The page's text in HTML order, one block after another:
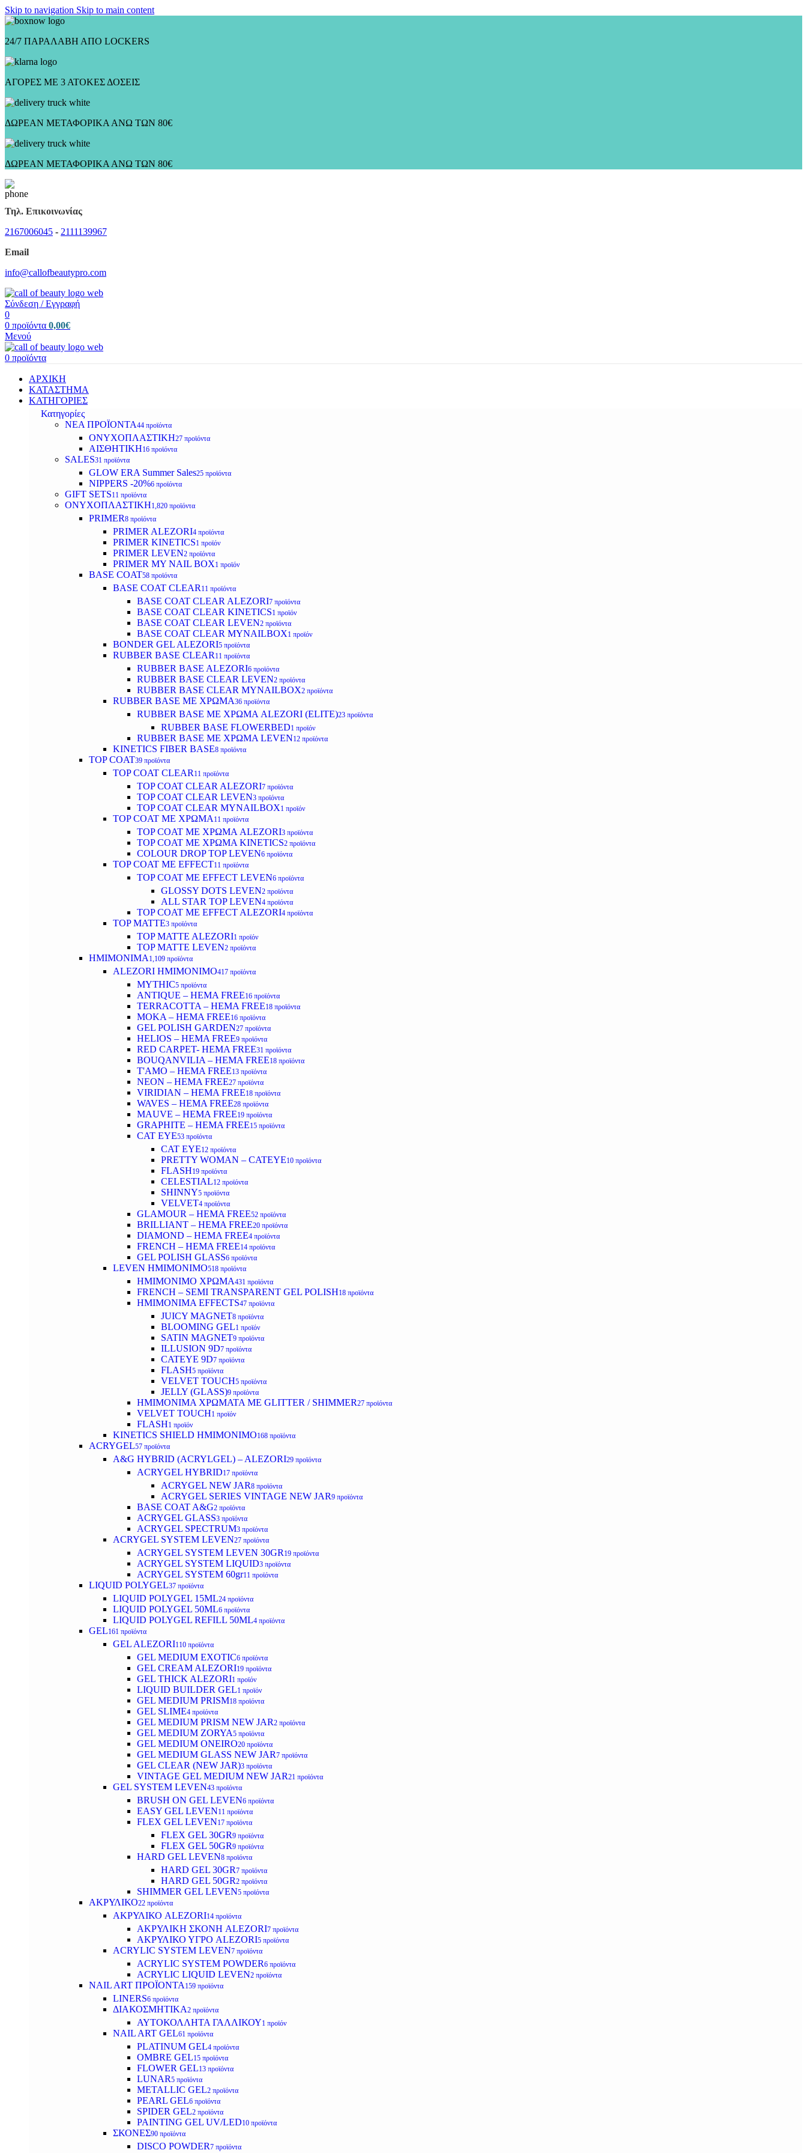
Skip to navigation Skip to main content
24/7 ΠΑΡΑΛΑΒΗ ΑΠΟ LOCKERS
ΑΓΟΡΕΣ ΜΕ 3 ΑΤΟΚΕΣ ΔΟΣΕΙΣ
ΔΩΡΕΑΝ ΜΕΤΑΦΟΡΙΚΑ ΑΝΩ ΤΩΝ 80€
ΔΩΡΕΑΝ ΜΕΤΑΦΟΡΙΚΑ ΑΝΩ ΤΩΝ 80€
Τηλ. Επικοινωνίας
2167006045 - 2111139967
Email
info@callofbeautypro.com
Σύνδεση / Εγγραφή
0
0 προϊόντα 0,00€
Μενού
0 προϊόντα
ΑΡΧΙΚΗ
ΚΑΤΑΣΤΗΜΑ
ΚΑΤΗΓΟΡΙΕΣ
Κατηγορίες
ΝΕΑ ΠΡΟΪΟΝΤΑ44 προϊόντα
ΟΝΥΧΟΠΛΑΣΤΙΚΗ27 προϊόντα
ΑΙΣΘΗΤΙΚΗ16 προϊόντα
SALES31 προϊόντα
GLOW ERA Summer Sales25 προϊόντα
NIPPERS -20%6 προϊόντα
GIFT SETS11 προϊόντα
ΟΝΥΧΟΠΛΑΣΤΙΚΗ1,820 προϊόντα
PRIMER8 προϊόντα
PRIMER ALEZORI4 προϊόντα
PRIMER KINETICS1 προϊόν
PRIMER LEVEN2 προϊόντα
PRIMER MY NAIL BOX1 προϊόν
BASE COAT58 προϊόντα
BASE COAT CLEAR 11 προϊόντα
BASE COAT CLEAR ALEZORI7 προϊόντα
BASE COAT CLEAR KINETICS1 προϊόν
BASE COAT CLEAR LEVEN2 προϊόντα
BASE COAT CLEAR MYNAILBOX1 προϊόν
BONDER GEL ALEZORI5 προϊόντα
RUBBER BASE CLEAR 11 προϊόντα
RUBBER BASE ALEZORI6 προϊόντα
RUBBER BASE CLEAR LEVEN2 προϊόντα
RUBBER BASE CLEAR MYNAILBOX2 προϊόντα
RUBBER BASE ΜΕ ΧΡΩΜΑ36 προϊόντα
RUBBER BASE ΜΕ ΧΡΩΜΑ ALEZORI (ELITE)23 προϊόντα
RUBBER BASE FLOWERBED1 προϊόν
RUBBER BASE ΜΕ ΧΡΩΜΑ LEVEN12 προϊόντα
KINETICS FIBER BASE8 προϊόντα
TOP COAT39 προϊόντα
TOP COAT CLEAR 11 προϊόντα
TOP COAT CLEAR ALEZORI7 προϊόντα
TOP COAT CLEAR LEVEN3 προϊόντα
TOP COAT CLEAR MYNAILBOX1 προϊόν
TOP COAT ΜΕ ΧΡΩΜΑ 11 προϊόντα
TOP COAT ΜΕ ΧΡΩΜΑ ALEZORI3 προϊόντα
TOP COAT ΜΕ ΧΡΩΜΑ KINETICS2 προϊόντα
COLOUR DROP TOP LEVEN6 προϊόντα
TOP COAT ΜΕ EFFECT11 προϊόντα
TOP COAT ME EFFECT LEVEN6 προϊόντα
GLOSSY DOTS LEVEN2 προϊόντα
ALL STAR TOP LEVEN4 προϊόντα
TOP COAT ME EFFECT ALEZORI4 προϊόντα
TOP MATTE3 προϊόντα
TOP MATTE ALEZORI1 προϊόν
TOP MATTE LEVEN2 προϊόντα
ΗΜΙΜΟΝΙΜΑ 1,109 προϊόντα
ALEZORI ΗΜΙΜΟΝΙΜΟ417 προϊόντα
MYTHIC5 προϊόντα
ANTIQUE – HEMA FREE16 προϊόντα
TERRACOTTA – HEMA FREE18 προϊόντα
MOKA – HEMA FREE16 προϊόντα
GEL POLISH GARDEN27 προϊόντα
HELIOS – HEMA FREE9 προϊόντα
RED CARPET- HEMA FREE31 προϊόντα
BOUQANVILIA – HEMA FREE18 προϊόντα
T'AMO – HEMA FREE13 προϊόντα
NEON – HEMA FREE27 προϊόντα
VIRIDIAN – HEMA FREE18 προϊόντα
WAVES – HEMA FREE28 προϊόντα
MAUVE – HEMA FREE19 προϊόντα
GRAPHITE – HEMA FREE15 προϊόντα
CAT EYE53 προϊόντα
CAT EYE12 προϊόντα
PRETTY WOMAN – CATEYE10 προϊόντα
FLASH19 προϊόντα
CELESTIAL12 προϊόντα
SHINNY5 προϊόντα
VELVET4 προϊόντα
GLAMOUR – HEMA FREE52 προϊόντα
BRILLIANT – HEMA FREE20 προϊόντα
DIAMOND – HEMA FREE4 προϊόντα
FRENCH – HEMA FREE14 προϊόντα
GEL POLISH GLASS6 προϊόντα
LEVEN ΗΜΙΜΟΝΙΜΟ518 προϊόντα
ΗΜΙΜΟΝΙΜΟ ΧΡΩΜΑ431 προϊόντα
FRENCH – SEMI TRANSPARENT GEL POLISH18 προϊόντα
HMIMONIMA EFFECTS47 προϊόντα
JUICY MAGNET8 προϊόντα
BLOOMING GEL1 προϊόν
SATIN MAGNET9 προϊόντα
ILLUSION 9D7 προϊόντα
CATEYE 9D7 προϊόντα
FLASH5 προϊόντα
VELVET TOUCH5 προϊόντα
JELLY (GLASS)9 προϊόντα
ΗΜΙΜΟΝΙΜA ΧΡΩΜΑΤΑ ΜΕ GLITTER / SHIMMER27 προϊόντα
VELVET TOUCH1 προϊόν
FLASH1 προϊόν
KINETICS SHIELD ΗΜΙΜΟΝΙΜΟ168 προϊόντα
ACRYGEL57 προϊόντα
A&G HYBRID (ACRYLGEL) – ALEZORI29 προϊόντα
ACRYGEL HYBRID17 προϊόντα
ACRYGEL NEW JAR8 προϊόντα
ACRYGEL SERIES VINTAGE NEW JAR9 προϊόντα
BASE COAT A&G2 προϊόντα
ACRYGEL GLASS3 προϊόντα
ACRYGEL SPECTRUM3 προϊόντα
ACRYGEL SYSTEM LEVEN27 προϊόντα
ACRYGEL SYSTEM LEVEN 30GR 19 προϊόντα
ACRYGEL SYSTEM LIQUID3 προϊόντα
ACRYGEL SYSTEM 60gr11 προϊόντα
LIQUID POLYGEL37 προϊόντα
LIQUID POLYGEL 15ML24 προϊόντα
LIQUID POLYGEL 50ML6 προϊόντα
LIQUID POLYGEL REFILL 50ML4 προϊόντα
GEL161 προϊόντα
GEL ALEZORI110 προϊόντα
GEL MEDIUM EXOTIC6 προϊόντα
GEL CREAM ALEZORI19 προϊόντα
GEL THICK ALEZORI1 προϊόν
LIQUID BUILDER GEL1 προϊόν
GEL MEDIUM PRISM18 προϊόντα
GEL SLIME4 προϊόντα
GEL MEDIUM PRISM NEW JAR2 προϊόντα
GEL MEDIUM ZORYA5 προϊόντα
GEL MEDIUM ONEIRO20 προϊόντα
GEL MEDIUM GLASS NEW JAR7 προϊόντα
GEL CLEAR (NEW JAR)3 προϊόντα
VINTAGE GEL MEDIUM NEW JAR21 προϊόντα
GEL SYSTEM LEVEN43 προϊόντα
BRUSH ON GEL LEVEN6 προϊόντα
EASY GEL LEVEN11 προϊόντα
FLEX GEL LEVEN17 προϊόντα
FLEX GEL 30GR9 προϊόντα
FLEX GEL 50GR9 προϊόντα
HARD GEL LEVEN8 προϊόντα
HARD GEL 30GR7 προϊόντα
HARD GEL 50GR2 προϊόντα
SHIMMER GEL LEVEN5 προϊόντα
ΑΚΡΥΛΙΚΟ22 προϊόντα
ΑΚΡΥΛΙΚΟ ALEZORI14 προϊόντα
ΑΚΡΥΛΙΚΗ ΣΚΟΝΗ ALEZORI7 προϊόντα
ΑΚΡΥΛΙΚΟ ΥΓΡΟ ALEZORI5 προϊόντα
ACRYLIC SYSTEM LEVEN7 προϊόντα
ACRYLIC SYSTEM POWDER6 προϊόντα
ACRYLIC LIQUID LEVEN2 προϊόντα
NAIL ART ΠΡΟΪΟΝΤΑ 159 προϊόντα
LINERS6 προϊόντα
ΔΙΑΚΟΣΜΗΤΙΚΑ2 προϊόντα
ΑΥΤΟΚΟΛΛΗΤΑ ΓΑΛΛΙΚΟΥ1 προϊόν
NAIL ART GEL61 προϊόντα
PLATINUM GEL4 προϊόντα
OMBRE GEL15 προϊόντα
FLOWER GEL13 προϊόντα
LUNAR5 προϊόντα
METALLIC GEL2 προϊόντα
PEARL GEL6 προϊόντα
SPIDER GEL2 προϊόντα
PAINTING GEL UV/LED10 προϊόντα
ΣΚΟΝΕΣ90 προϊόντα
DISCO POWDER7 προϊόντα